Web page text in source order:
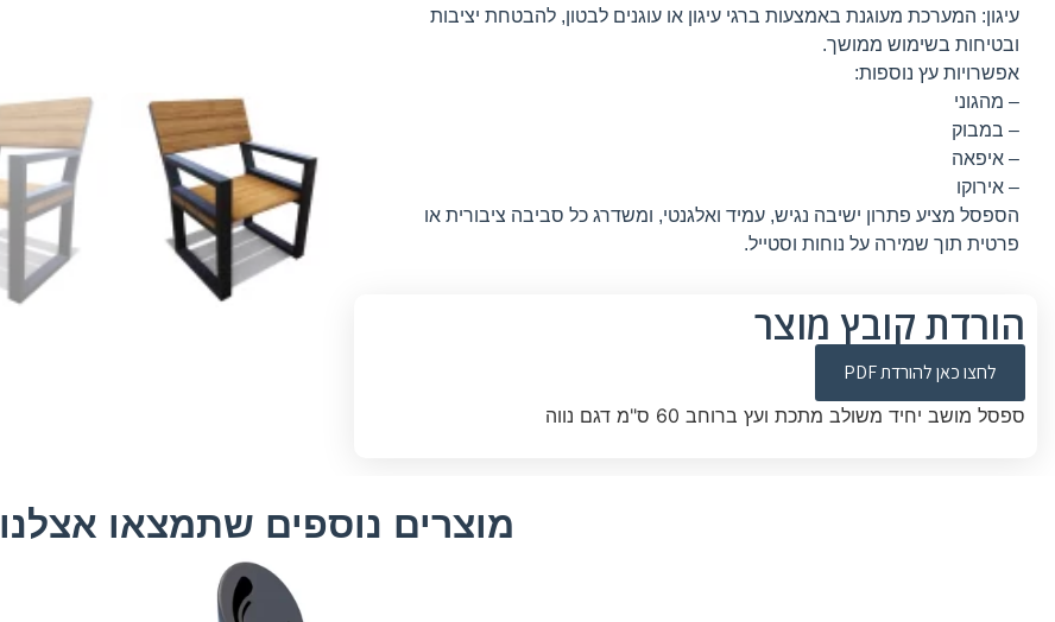
עיגון: המערכת מעוגנת באמצעות ברגי עיגון או עוגנים לבטון, להבטחת יציבות
ובטיחות בשימוש ממושך.
אפשרויות עץ נוספות:
– מהגוני
– במבוק
– איפאה
– אירוקו
הספסל מציע פתרון ישיבה נגיש, עמיד ואלגנטי, ומשדרג כל סביבה ציבורית או
פרטית תוך שמירה על נוחות וסטייל.
הורדת קובץ מוצר
לחצו כאן להורדת PDF
ספסל מושב יחיד משולב מתכת ועץ ברוחב 60 ס"מ דגם נווה
מוצרים נוספים שתמצאו אצלנו